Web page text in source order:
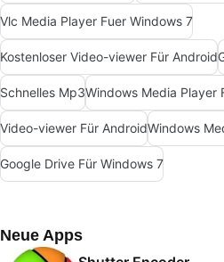
Vlc Media Player Fuer Windows 7
Kostenloser Video-viewer Für Android
Schnelles Mp3Windows Media Player
Video-viewer Für AndroidWindows
Google Drive Für Windows 7
Neue Apps